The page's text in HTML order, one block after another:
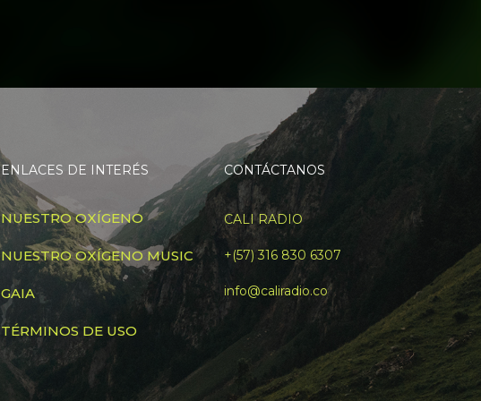
ENLACES DE INTERÉS
NUESTRO OXÍGENO
NUESTRO OXÍGENO MUSIC
GAIA
TÉRMINOS DE USO
CONTÁCTANOS
CALI RADIO
+(57) 316 830 6307
info@caliradio.co